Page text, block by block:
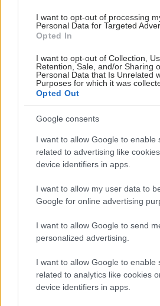
I want to opt-out of processing
Personal Data for Targeted
Opted In
I want to opt-out of Collection,
Retention, Sale, and/or Sharing
Personal Data that Is Unrelated
Purposes for which it was
Opted Out
Google consents
I want to allow Google to enable
related to advertising like
device identifiers in apps.
I want to allow my user data to
Google for online advertising
I want to allow Google to send
personalized advertising.
I want to allow Google to enable
related to analytics like cookies
device identifiers in apps.
Προσθήκη